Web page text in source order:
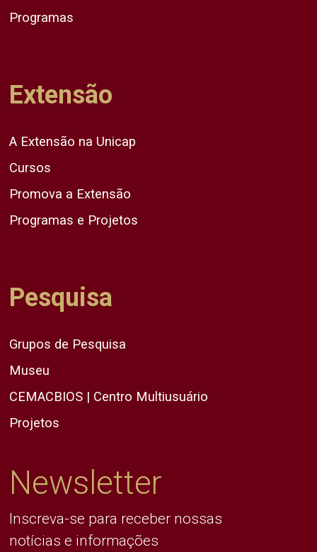
Programas
Extensão
A Extensão na Unicap
Cursos
Promova a Extensão
Programas e Projetos
Pesquisa
Grupos de Pesquisa
Museu
CEMACBIOS | Centro Multiusuário
Projetos
Newsletter
Inscreva-se para receber nossas
notícias e informações